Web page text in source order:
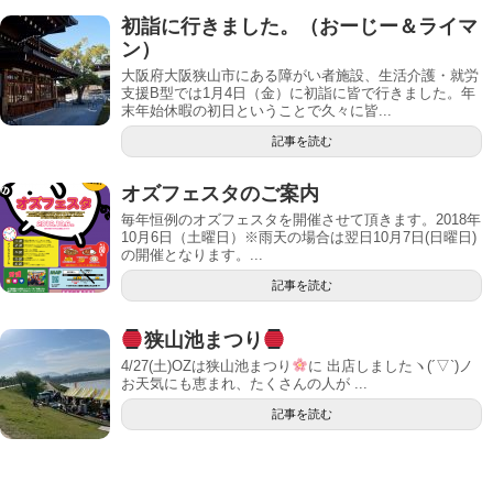
初詣に行きました。（おーじー＆ライマ
ン）
大阪府大阪狭山市にある障がい者施設、生活介護・就労
支援B型では1月4日（金）に初詣に皆で行きました。年
末年始休暇の初日ということで久々に皆...
記事を読む
オズフェスタのご案内
毎年恒例のオズフェスタを開催させて頂きます。2018年
10月6日（土曜日）※雨天の場合は翌日10月7日(日曜日)
の開催となります。...
記事を読む
狭山池まつり
4/27(土)OZは狭山池まつり
に 出店しましたヽ(´▽`)ノ
お天気にも恵まれ、たくさんの人が ...
記事を読む